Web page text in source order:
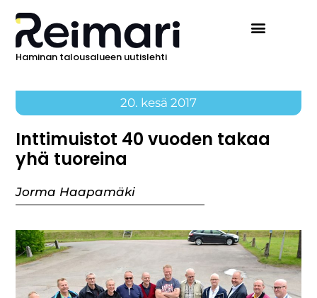
Haminan talousalueen uutislehti
20. kesä 2017
Inttimuistot 40 vuoden takaa
yhä tuoreina
Jorma Haapamäki